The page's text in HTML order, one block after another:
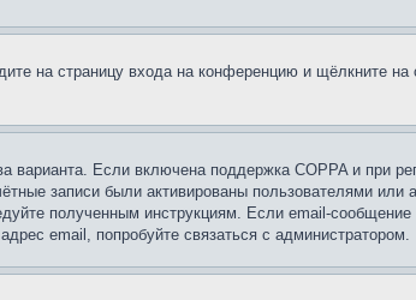
на страницу входа на конференцию и щёлкните на
Если включена поддержка COPPA и при
записи были активированы пользователями
полученным инструкциям. Если email-
email, попробуйте связаться с администратором.